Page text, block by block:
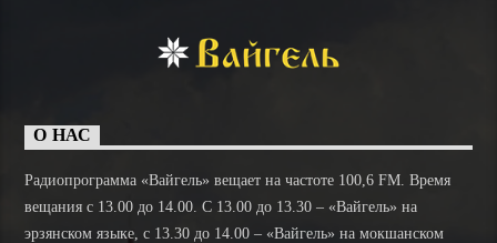
О НАС
Радиопрограмма «Вайгель» вещает на частоте 100,6 FM. Время
вещания с 13.00 до 14.00. C 13.00 до 13.30 – «Вайгель» на
эрзянском языке, с 13.30 до 14.00 – «Вайгель» на мокшанском